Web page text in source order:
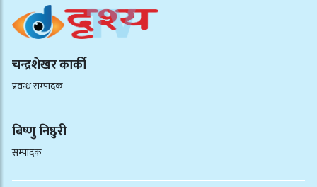
चन्द्रशेखर कार्की
प्रवन्ध सम्पादक
बिष्णु निष्ठुरी
सम्पादक